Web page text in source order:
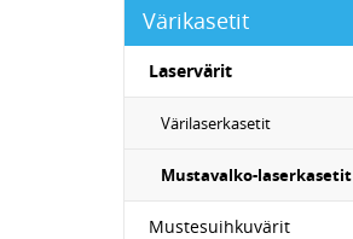
Värikasetit
Laservärit
Värilaserkasetit
Mustavalko-laserkasetit
Mustesuihkuvärit